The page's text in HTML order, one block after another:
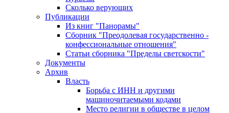
Сколько верующих
Публикации
Из книг "Панорамы"
Сборник "Преодолевая государственно -
конфессиональные отношения"
Статьи сборника "Пределы светскости"
Документы
Архив
Власть
Борьба с ИНН и другими
машиночитаемыми кодами
Место религии в обществе в целом